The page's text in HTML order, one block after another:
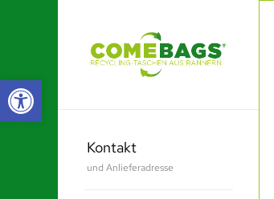
Werkzeugleiste öffnen
Kontakt
und Anlieferadresse